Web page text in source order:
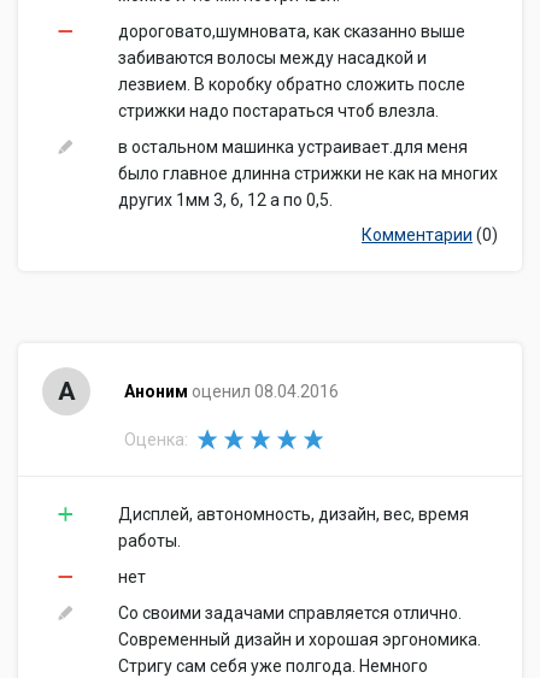
дороговато,шумновата, как сказанно выше
забиваются волосы между насадкой и
лезвием. В коробку обратно сложить после
стрижки надо постараться чтоб влезла.
в остальном машинка устраивает.для меня
было главное длинна стрижки не как на многих
других 1мм 3, 6, 12 а по 0,5.
Комментарии (0)
А Аноним оценил 08.04.2016
Оценка:
Дисплей, автономность, дизайн, вес, время
работы.
нет
Со своими задачами справляется отлично.
Современный дизайн и хорошая эргономика.
Стригу сам себя уже полгода. Немного